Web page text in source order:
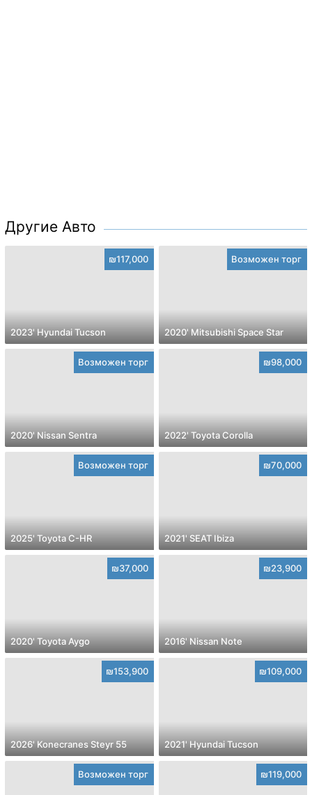
Другие Авто
₪117,000
2023' Hyundai Tucson
Возможен торг
2020' Mitsubishi Space Star
Возможен торг
2020' Nissan Sentra
₪98,000
2022' Toyota Corolla
Возможен торг
2025' Toyota C-HR
₪70,000
2021' SEAT Ibiza
₪37,000
2020' Toyota Aygo
₪23,900
2016' Nissan Note
₪153,900
2026' Konecranes Steyr 55
₪109,000
2021' Hyundai Tucson
Возможен торг ₪119,000